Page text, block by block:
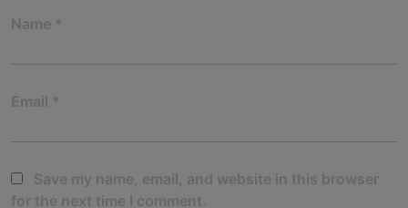
Name *
Email *
Save my name, email, and website in this browser
for the next time I comment.